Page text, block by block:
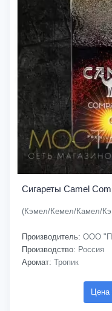
Сигареты Camel
(Кэмел/Кемел/Камел/
Производитель: ООО
Производство: Россия
Аромат: Тропик
Цена